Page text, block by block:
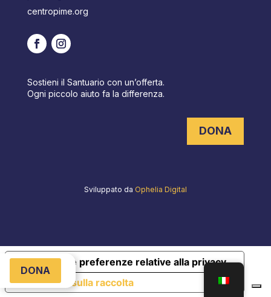
DONA
centropime.org
Sostieni il Santuario con un’offerta.
Ogni piccolo aiuto fa la differenza.
DONA
Sviluppato da Ophelia Digital
Informativa sulla raccolta
Le tue preferenze relative alla privacy